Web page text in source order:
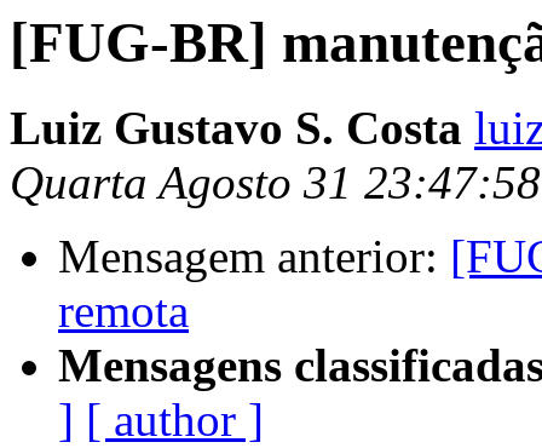
[FUG-BR]
Luiz Gustavo S. Costa
Quarta Agosto 31
Mensagem anterior:
remota
Mensagens
] [ author ]